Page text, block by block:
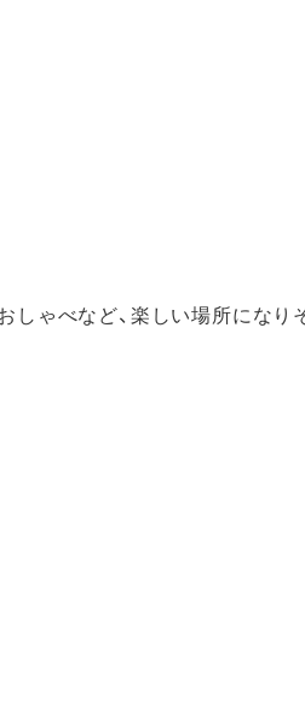
ゃべなど、楽しい場所になり